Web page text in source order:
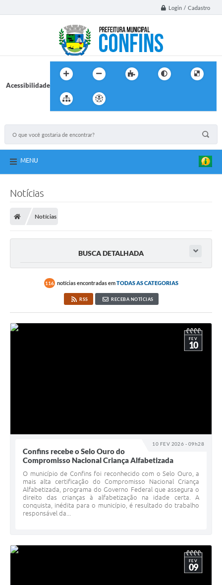
Login / Cadastro
Acessibilidade
MENU
Notícias
Notícias
BUSCA DETALHADA
116 notícias encontradas emTODAS AS CATEGORIAS
RSS RECEBA NOTÍCIAS
10 FEV 2026 - 09h28
FEV
10
Confins recebe o Selo Ouro do
Compromisso Nacional Criança Alfabetizada
O município de Confins foi reconhecido com o Selo Ouro, a
mais alta certificação do Compromisso Nacional Criança
Alfabetizada, programa do Governo Federal que assegura o
direito das crianças à alfabetização na idade certa. A
conquista, inédita para o município, é resultado do trabalho
responsável da...
FEV
09